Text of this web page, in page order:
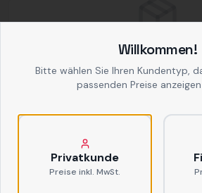
Sackkarre / Rodel
22,00 €/ Stk.
Willkommen!
Bitte wählen Sie Ihren Kundentyp,
passenden Preise anzeigen
Privatkunde
Preise inkl. MwSt.